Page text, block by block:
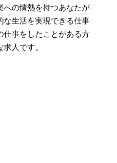
への情熱を持つあなたが
な生活を実現できる仕事
仕事をしたことがある方
人です。